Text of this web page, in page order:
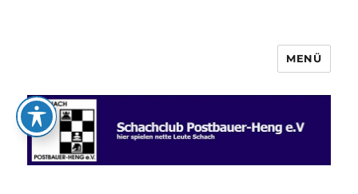
Schachclub Postbauer-Heng e.V.
MENÜ